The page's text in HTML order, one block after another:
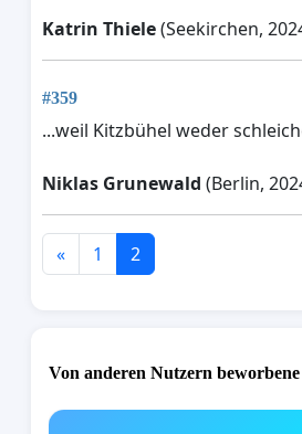
Katrin Thiele(Seekirchen,
#359
...weil Kitzbühel weder
Niklas Grunewald (Berlin,
« 1 2
Von anderen Nutzern